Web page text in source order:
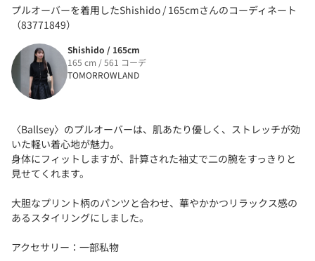
プルオーバーを着用したShishido / 165cmさんのコーディネート
（83771849）
Shishido / 165cm
165 cm / 561 コーデ
TOMORROWLAND
〈Ballsey〉のプルオーバーは、肌あたり優しく、ストレッチが効
いた軽い着心地が魅力。
身体にフィットしますが、計算された袖丈で二の腕をすっきりと
見せてくれます。
大胆なプリント柄のパンツと合わせ、華やかかつリラックス感の
あるスタイリングにしました。
アクセサリー：一部私物